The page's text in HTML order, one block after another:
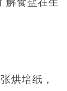
烘培纸，